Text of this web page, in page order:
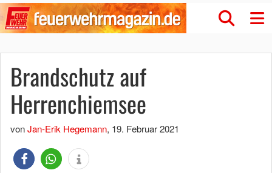
Brandschutz auf
Herrenchiemsee
vonJan-Erik Hegemann, 19. Februar 2021